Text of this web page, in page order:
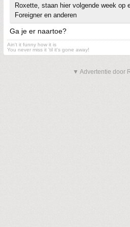
Roxette, staan hier volgende week op
Foreigner en anderen
Ga je er naartoe?
Ain't it funny how it is
You never miss it 'til it's gone away!
▼ Advertentie door